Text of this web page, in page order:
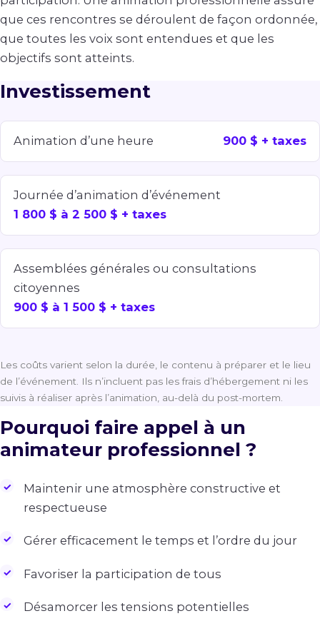
que ces rencontres se déroulent de façon ordonnée,
que toutes les voix sont entendues et que les
objectifs sont atteints.
Investissement
Animation d’une heure 900 $ + taxes
Journée d’animation d’événement
1 800 $ à 2 500 $ + taxes
Assemblées générales ou consultations
citoyennes
900 $ à 1 500 $ + taxes
Les coûts varient selon la durée, le contenu à préparer et le lieu
de l’événement. Ils n’incluent pas les frais d’hébergement ni les
suivis à réaliser après l’animation, au-delà du post-mortem.
Pourquoi faire appel à un
animateur professionnel ?
Maintenir une atmosphère constructive et
respectueuse
Gérer efficacement le temps et l’ordre du jour
Favoriser la participation de tous
Désamorcer les tensions potentielles